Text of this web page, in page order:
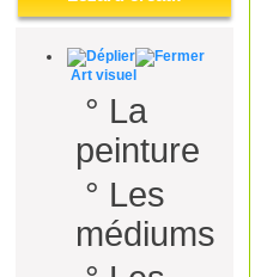
Art visuel
° La
peinture
° Les
médiums